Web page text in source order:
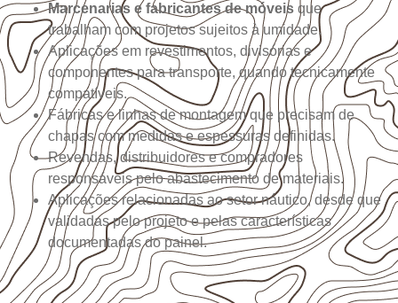
Marcenarias e fabricantes de móveis que
trabalham com projetos sujeitos à umidade.
Aplicações em revestimentos, divisórias e
componentes para transporte, quando tecnicamente
compatíveis.
Fábricas e linhas de montagem que precisam de
chapas com medidas e espessuras definidas.
Revendas, distribuidores e compradores
responsáveis pelo abastecimento de materiais.
Aplicações relacionadas ao setor náutico, desde que
validadas pelo projeto e pelas características
documentadas do painel.